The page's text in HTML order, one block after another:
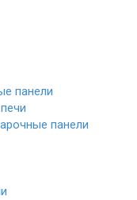
панели
панели